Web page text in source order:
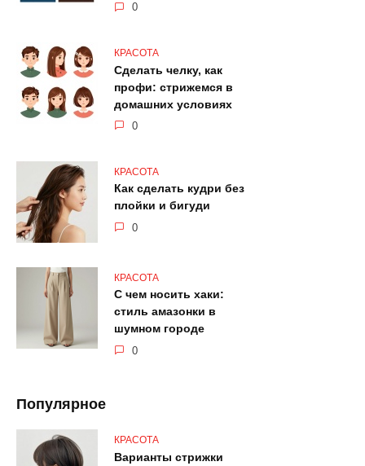
0
КРАСОТА
Сделать челку, как
профи: стрижемся в
домашних условиях
0
КРАСОТА
Как сделать кудри без
плойки и бигуди
0
КРАСОТА
С чем носить хаки:
стиль амазонки в
шумном городе
0
Популярное
КРАСОТА
Варианты стрижки